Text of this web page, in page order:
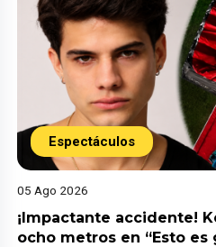
Espectáculos
05 Ago 2026
¡Impactante accidente!
ocho metros en “Esto es